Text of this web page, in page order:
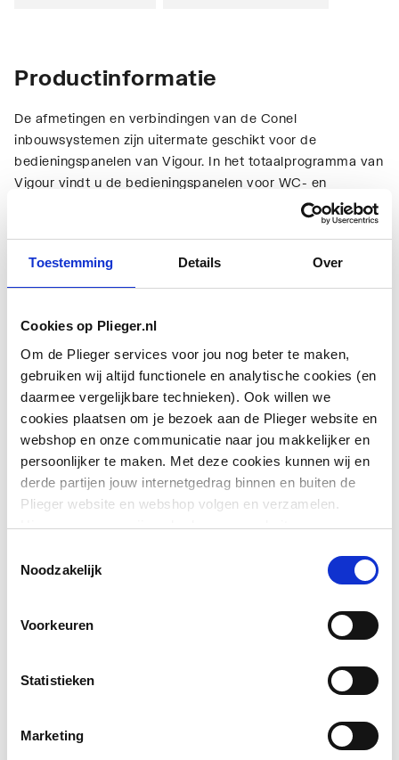
Toestemming Details Over
Cookies op Plieger.nl
Om de Plieger services voor jou nog beter te maken,
gebruiken wij altijd functionele en analytische cookies (en
daarmee vergelijkbare technieken). Ook willen we
cookies plaatsen om je bezoek aan de Plieger website en
webshop en onze communicatie naar jou makkelijker en
persoonlijker te maken. Met deze cookies kunnen wij en
derde partijen jouw internetgedrag binnen en buiten de
Plieger website en webshop volgen en verzamelen.
Hiermee passen wij en derden onze website, app,
We slaan je cookievoorkeur op in je browser.
Noodzakelijk
Voorkeuren
Statistieken
Marketing
Productinformatie
De afmetingen en verbindingen van de Conel
inbouwsystemen zijn uitermate geschikt voor de
bedieningspanelen van Vigour. In het totaalprogramma van
Vigour vindt u de bedieningspanelen voor WC- en
urinoirbediening met handbediening of infraroodsturing.
Van eenvoudig wit kunststof tot kleurrijke glaspanelen met
Technische informatie
inbouwspoelreservoir
Voor
Nee
Voor urinoirspoeling
Besturingswijze